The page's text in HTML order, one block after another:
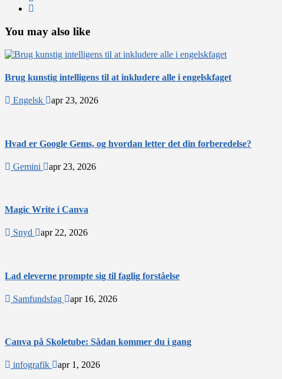
You may also like
Brug kunstig intelligens til at inkludere alle i engelskfaget
Engelsk apr 23, 2026
Hvad er Google Gems, og hvordan letter det din forberedelse?
Gemini apr 23, 2026
Magic Write i Canva
Snyd apr 22, 2026
Lad eleverne prompte sig til faglig forståelse
Samfundsfag apr 16, 2026
Canva på Skoletube: Sådan kommer du i gang
infografik apr 1, 2026